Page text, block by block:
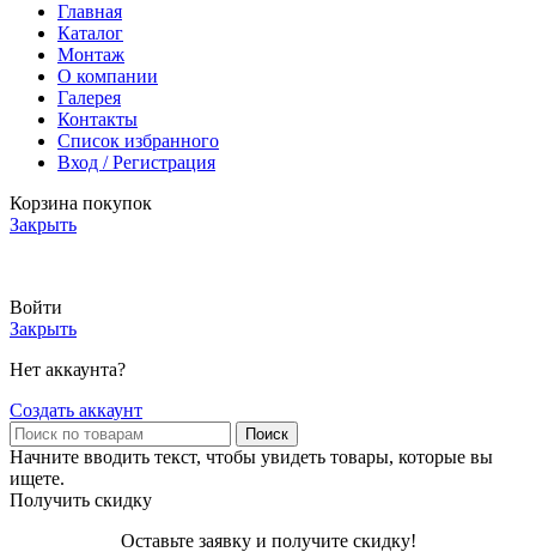
Главная
Каталог
Монтаж
О компании
Галерея
Контакты
Список избранного
Вход / Регистрация
Корзина покупок
Закрыть
Войти
Закрыть
Нет аккаунта?
Создать аккаунт
Поиск
Начните вводить текст, чтобы увидеть товары, которые вы
ищете.
Получить скидку
Оставьте заявку и получите скидку!